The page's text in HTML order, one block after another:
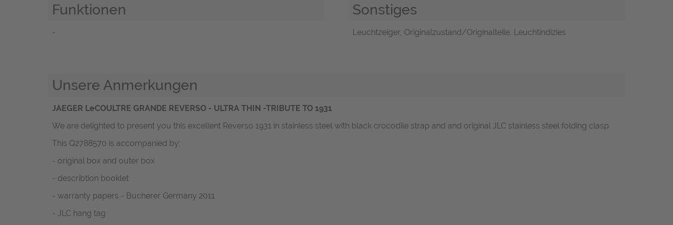
Funktionen
-
Sonstiges
Leuchtzeiger, Originalzustand/Originalteile, Leuchtindizies
Unsere Anmerkungen
JAEGER LeCOULTRE GRANDE REVERSO - ULTRA THIN -TRIBUTE TO 1931
We are delighted to present you this excellent Reverso 1931 in stainless steel with black crocodile strap and and original JLC stainless steel folding clasp.
This Q2788570 is accompanied by:
- original box and outer box
- describtion booklet
- warranty papers - Bucherer Germany 2011
- JLC hang tag